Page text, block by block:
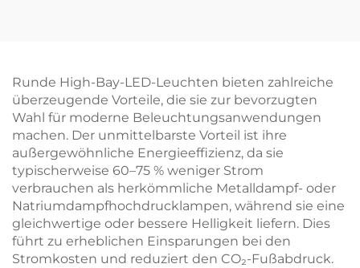
Runde High-Bay-LED-Leuchten bieten zahlreiche
überzeugende Vorteile, die sie zur bevorzugten
Wahl für moderne Beleuchtungsanwendungen
machen. Der unmittelbarste Vorteil ist ihre
außergewöhnliche Energieeffizienz, da sie
typischerweise 60–75 % weniger Strom
verbrauchen als herkömmliche Metalldampf- oder
Natriumdampfhochdrucklampen, während sie eine
gleichwertige oder bessere Helligkeit liefern. Dies
führt zu erheblichen Einsparungen bei den
Stromkosten und reduziert den CO₂-Fußabdruck.